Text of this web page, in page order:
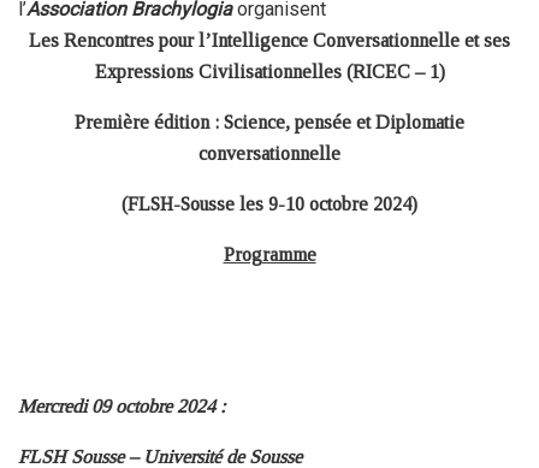
l’Association Brachylogiaorganisent
Les Rencontres pour l’Intelligence Conversationnelle et ses
Expressions Civilisationnelles (RICEC – 1)
Première édition : Science, pensée et Diplomatie
conversationnelle
(FLSH-Sousse les 9-10 octobre 2024)
Programme
Mercredi 09 octobre 2024 :
FLSH Sousse – Université de Sousse